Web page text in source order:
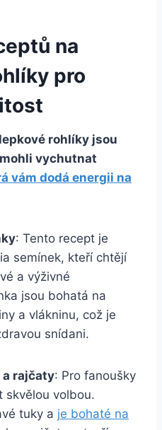
na
pro
rohlíky jsou
vychutnat
vám dodá energii na
: Tento recept je
semínek, kteří chtějí
a výživné
jsou bohatá na
a vlákninu, což je
snídani.
a rajčaty: Pro fanoušky
skvělou volbou.
tuky a je bohaté na